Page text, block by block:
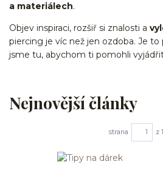
a materiálech.
Objev inspiraci, rozšiř si znalosti a
piercing je víc než jen ozdoba. Je
jsme tu, abychom ti pomohli
Nejnovější články
strana z 1